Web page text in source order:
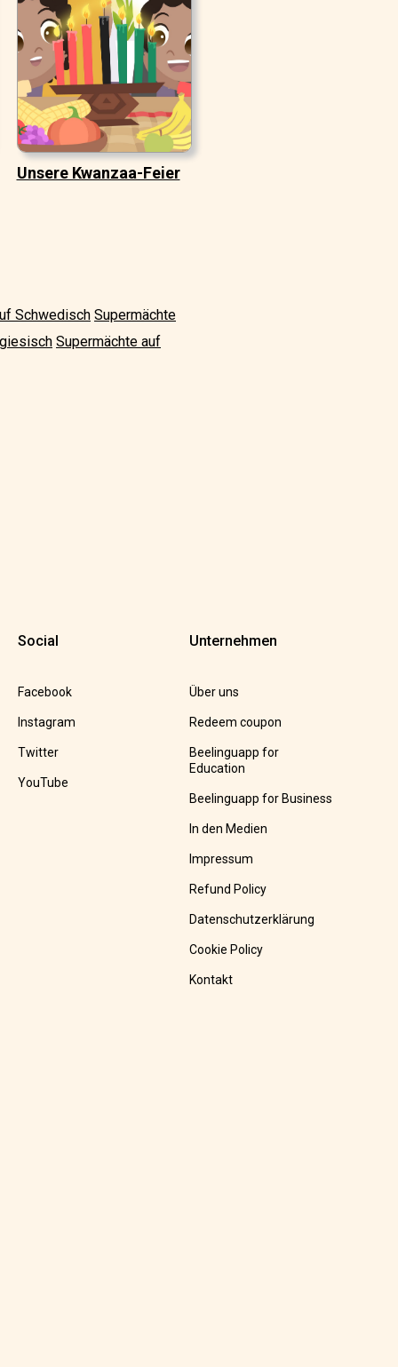
Unsere Kwanzaa-Feier
Schwedisch Supermächte
Supermächte auf
Social
Facebook
Instagram
Twitter
YouTube
Unternehmen
Über uns
Redeem coupon
Beelinguapp for
Education
Beelinguapp for Business
In den Medien
Impressum
Refund Policy
Datenschutzerklärung
Cookie Policy
Kontakt